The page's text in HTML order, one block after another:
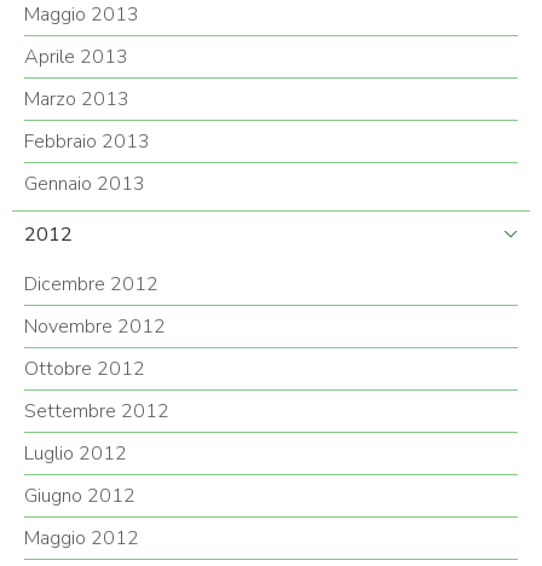
Maggio 2013
Aprile 2013
Marzo 2013
Febbraio 2013
Gennaio 2013
2012
Dicembre 2012
Novembre 2012
Ottobre 2012
Settembre 2012
Luglio 2012
Giugno 2012
Maggio 2012